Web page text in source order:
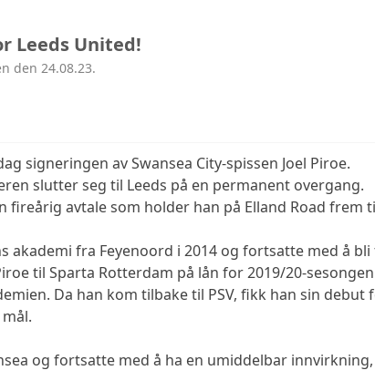
Leeds United!
den 24.08.23.
signeringen av Swansea City-spissen Joel Piroe.
slutter seg til Leeds på en permanent overgang.
fireårig avtale som holder han på Elland Road frem
akademi fra Feyenoord i 2014 og fortsatte med å bli
til Sparta Rotterdam på lån for 2019/20-
Da han kom tilbake til PSV, fikk han sin
og fortsatte med å ha en umiddelbar